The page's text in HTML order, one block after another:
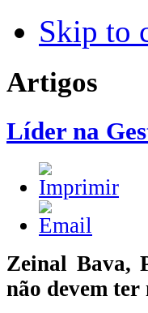
Skip to
Artigos
Líder na
Zeinal Bava,
não devem